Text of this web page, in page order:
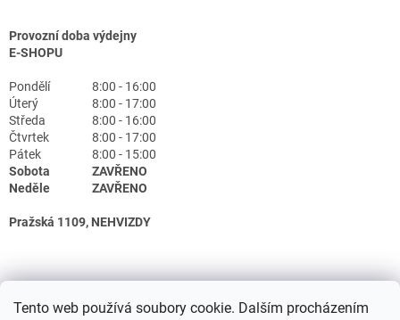
Tento web používá soubory cookie. Dalším procházením
Provozní doba výdejny
E-SHOPU
Pondělí
8:00 - 16:00
Úterý
8:00 - 17:00
Středa
8:00 - 16:00
Čtvrtek
8:00 - 17:00
Pátek
8:00 - 15:00
Sobota
ZAVŘENO
Neděle
ZAVŘENO
Pražská 1109, NEHVIZDY